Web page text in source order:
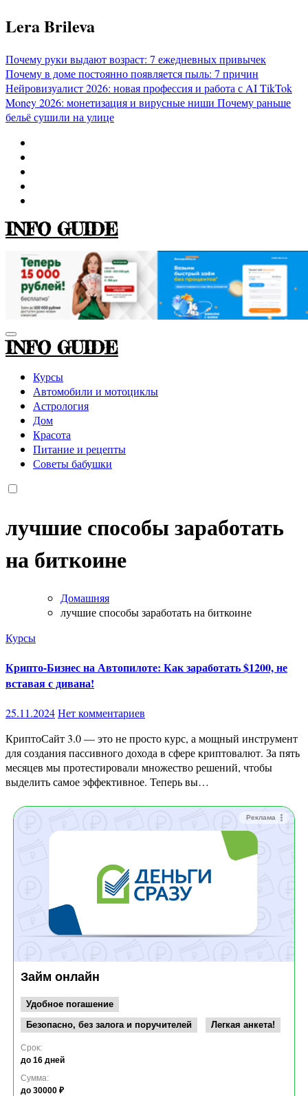
Перейти
к
Lera Brileva
Почему руки выдают возраст: 7 ежедневных привычек
Почему в доме постоянно появляется пыль: 7 причин
Нейровизуалист 2026: новая профессия и работа с AITikTok
Money 2026: монетизация и вирусные ниши Почему раньше
бельё сушили на улице
INFO GUIDE
INFO GUIDE
Курсы
Автомобили и мотоциклы
Астрология
Дом
Красота
Питание и рецепты
Советы бабушки
лучшие способы заработать
на биткоине
Домашняя
лучшие способы заработать на биткоине
Курсы
Крипто-Бизнес на Автопилоте: Как заработать $1200, не
вставая с дивана!
25.11.2024Нет комментариев
КриптоСайт 3.0 — это не просто курс, а мощный инструмент
для создания пассивного дохода в сфере криптовалют. За пять
месяцев мы протестировали множество решений, чтобы
выделить самое эффективное. Теперь вы…
Реклама
Займ онлайн
Удобное погашение
Безопасно, без залога и поручителей
Легкая анкета!
Срок:
до 16 дней
Сумма:
до 30000 ₽